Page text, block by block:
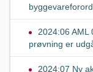
2024:06
prøvning er
2024:07 Ny